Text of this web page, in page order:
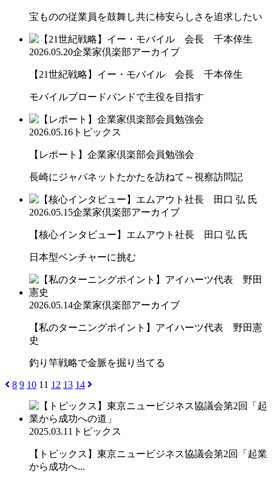
宝ものの従業員を鼓舞し共に柿安らしさを追求したい
2026.05.20企業家倶楽部アーカイブ
【21世紀戦略】イー・モバイル 会長 千本倖生
モバイルブロードバンドで主役を目指す
2026.05.16 トピックス
【レポート】企業家倶楽部会員勉強会
長崎にジャパネットたかたを訪ねて～視察訪問記
2026.05.15企業家倶楽部アーカイブ
【核心インタビュー】エムアウト社長 田口 弘 氏
日本型ベンチャーに挑む
2026.05.14企業家倶楽部アーカイブ
【私のターニングポイント】アイハーツ代表 野田憲
史
釣り竿戦略で金脈を掘り当てる
8 9 10 11 12 13 14
2025.03.11 トピックス
【トピックス】東京ニュービジネス協議会第2回「起業
から成功へ...